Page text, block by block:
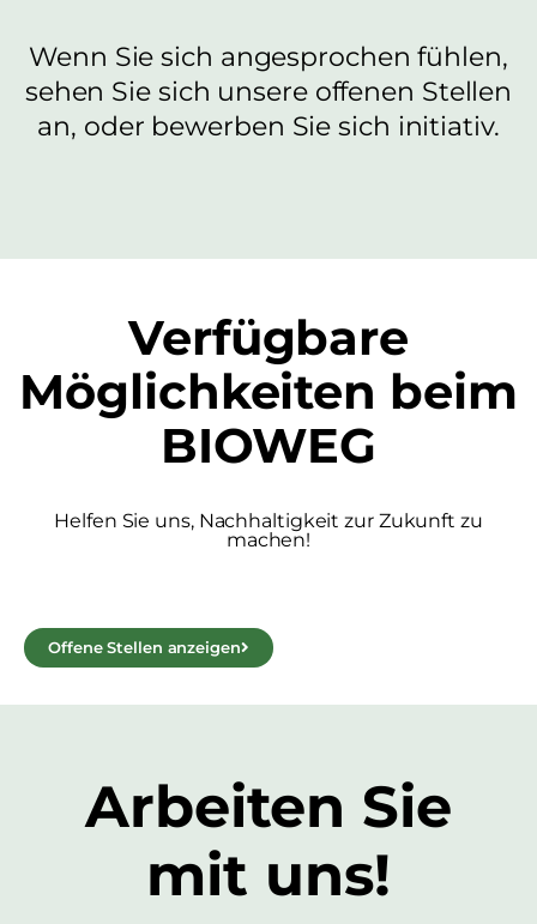
Wenn Sie sich angesprochen fühlen,
sehen Sie sich unsere offenen Stellen
an, oder bewerben Sie sich initiativ.
Verfügbare
Möglichkeiten beim
BIOWEG
Helfen Sie uns, Nachhaltigkeit zur Zukunft zu
machen!
Offene Stellen anzeigen
Arbeiten Sie
mit uns!